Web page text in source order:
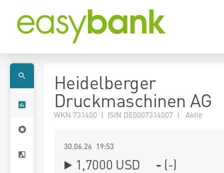
Heidelberger
Druckmaschinen AG
WKN 731400 | ISIN DE0007314007 | Aktie
30.06.26 19:53
1,7000 USD - (-)